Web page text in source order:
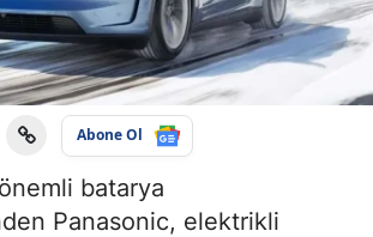
Abone Ol
batarya
Panasonic, elektrikli